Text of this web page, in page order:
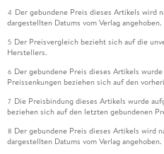
4 Der gebundene Preis dieses Artikels wird
dargestellten Datums vom Verlag angehoben.
5 Der Preisvergleich bezieht sich auf die
Herstellers.
6 Der gebundene Preis dieses Artikels
Preissenkungen beziehen sich auf den
7 Die Preisbindung dieses Artikels wurde
beziehen sich auf den letzten gebundenen
8 Der gebundene Preis dieses Artikels wird
dargestellten Datums vom Verlag angehoben.